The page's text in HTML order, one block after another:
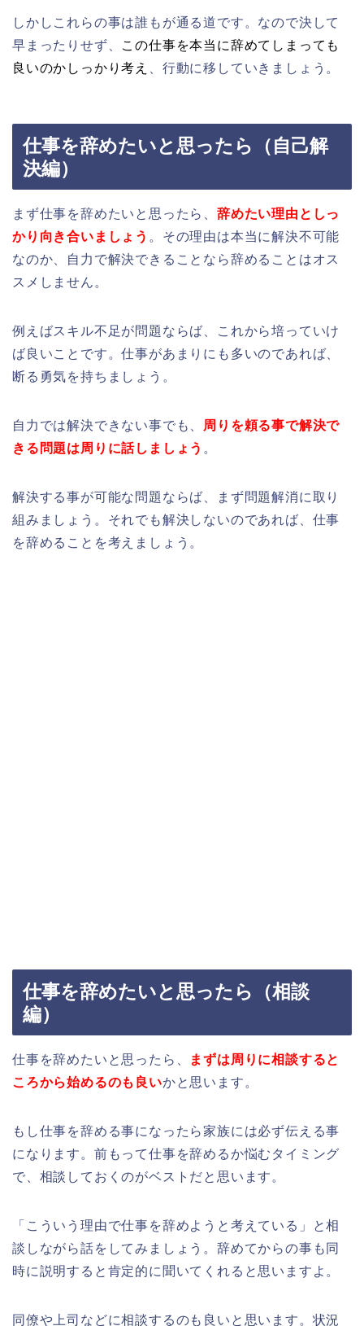
しかしこれらの事は誰もが通る道です。なので決して
早まったりせず、 この仕事を本当に辞めてしまっても
良いのかしっかり考え
、行動に移していきましょう。
仕事を辞めたいと思ったら（自己解
決編）
まず仕事を辞めたいと思ったら、 辞めたい理由としっ
かり向き合いましょう 。その理由は本当に解決不可能
なのか、自力で解決できることなら辞めることはオス
スメしません。
例えばスキル不足が問題ならば、これから培っていけ
ば良いことです。仕事があまりにも多いのであれば、
断る勇気を持ちましょう。
自力では解決できない事でも、
周りを頼る事で解決で
きる問題は周りに話しましょう 。
解決する事が可能な問題ならば、まず問題解消に取り
組みましょう。それでも解決しないのであれば、仕事
を辞めることを考えましょう。
仕事を辞めたいと思ったら（相談
編）
仕事を辞めたいと思ったら、
まずは周りに相談すると
ころから始めるのも良いかと思います。
もし仕事を辞める事になったら家族には必ず伝える事
になります。前もって仕事を辞めるか悩むタイミング
で、相談しておくのがベストだと思います。
「こういう理由で仕事を辞めようと考えている」と相
談しながら話をしてみましょう。辞めてからの事も同
時に説明すると肯定的に聞いてくれると思いますよ。
同僚や上司などに相談するのも良いと思います。状況